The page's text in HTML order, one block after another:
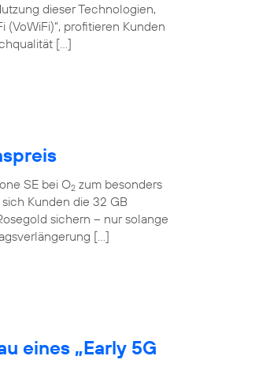
dieser Technologien,
(VoWiFi)“, profitieren Kunden
[…]
SE bei O2 zum besonders
Kunden die 32 GB
sichern – nur solange
[…]
eines „Early 5G